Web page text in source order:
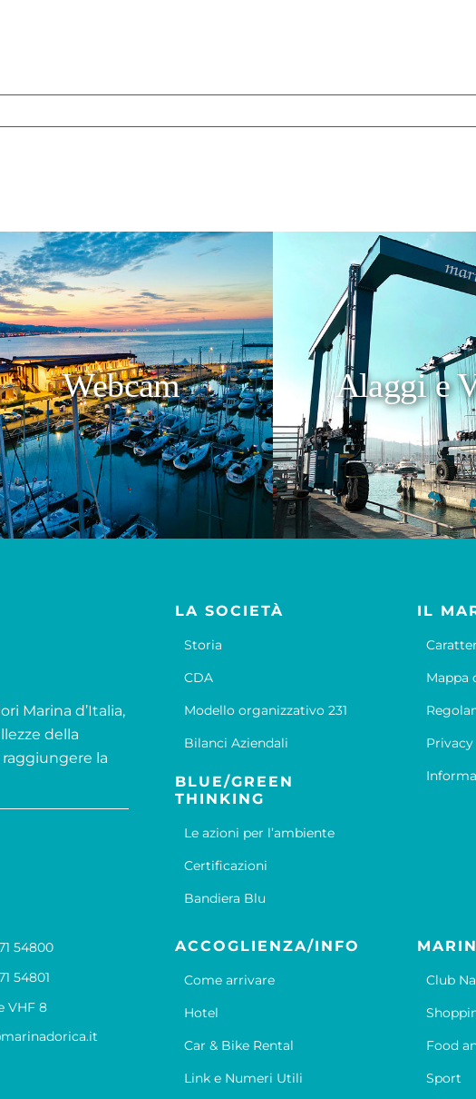
Webcam Alaggi e
Marina d’Italia,
della
la
LA SOCIETÀ
Storia
CDA
Modello organizzativo 231
Bilanci Aziendali
BLUE/GREEN
THINKING
Le azioni per l’ambiente
Certificazioni
Bandiera Blu
IL
Mappa
54800
54801
VHF 8
ACCOGLIENZA/INFO
Come arrivare
Hotel
Car & Bike Rental
Link e Numeri Utili
Club
Food
Sport